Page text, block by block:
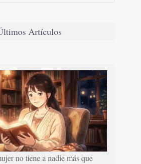
Artículos
no tiene a nadie más que